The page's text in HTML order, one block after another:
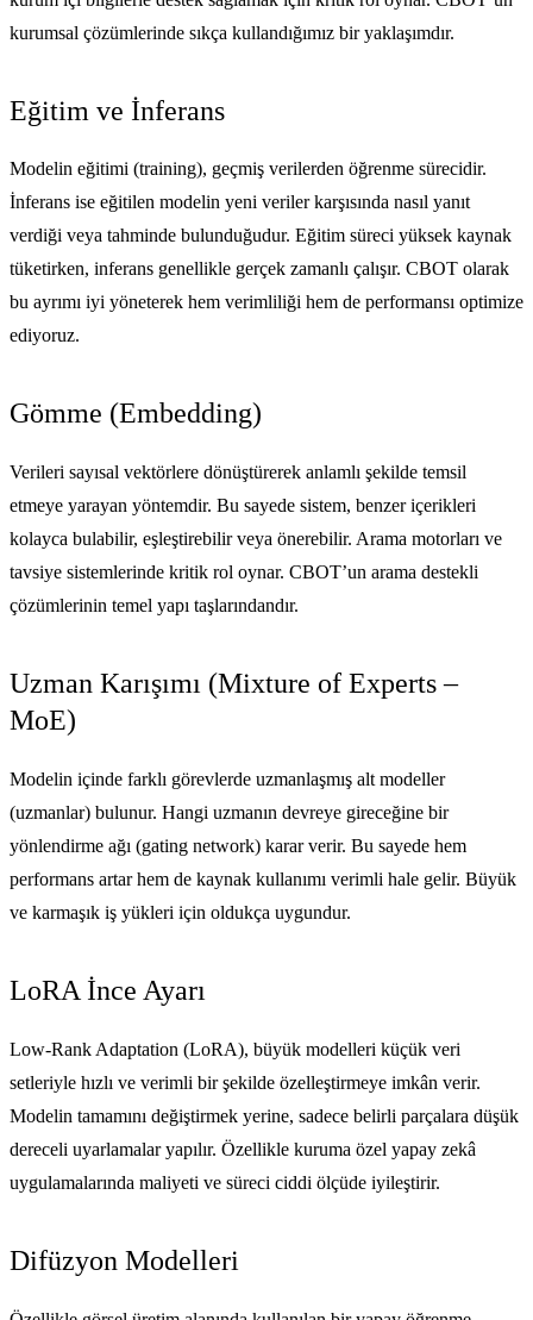
kurumsal çözümlerinde sıkça kullandığımız bir yaklaşımdır.
Eğitim ve İnferans
Modelin eğitimi (training), geçmiş verilerden öğrenme sürecidir.
İnferans ise eğitilen modelin yeni veriler karşısında nasıl yanıt
verdiği veya tahminde bulunduğudur. Eğitim süreci yüksek kaynak
tüketirken, inferans genellikle gerçek zamanlı çalışır. CBOT olarak
bu ayrımı iyi yöneterek hem verimliliği hem de performansı optimize
ediyoruz.
Gömme (Embedding)
Verileri sayısal vektörlere dönüştürerek anlamlı şekilde temsil
etmeye yarayan yöntemdir. Bu sayede sistem, benzer içerikleri
kolayca bulabilir, eşleştirebilir veya önerebilir. Arama motorları ve
tavsiye sistemlerinde kritik rol oynar. CBOT’un arama destekli
çözümlerinin temel yapı taşlarındandır.
Uzman Karışımı (Mixture of Experts –
MoE)
Modelin içinde farklı görevlerde uzmanlaşmış alt modeller
(uzmanlar) bulunur. Hangi uzmanın devreye gireceğine bir
yönlendirme ağı (gating network) karar verir. Bu sayede hem
performans artar hem de kaynak kullanımı verimli hale gelir. Büyük
ve karmaşık iş yükleri için oldukça uygundur.
LoRA İnce Ayarı
Low-Rank Adaptation (LoRA), büyük modelleri küçük veri
setleriyle hızlı ve verimli bir şekilde özelleştirmeye imkân verir.
Modelin tamamını değiştirmek yerine, sadece belirli parçalara düşük
dereceli uyarlamalar yapılır. Özellikle kuruma özel yapay zekâ
uygulamalarında maliyeti ve süreci ciddi ölçüde iyileştirir.
Difüzyon Modelleri